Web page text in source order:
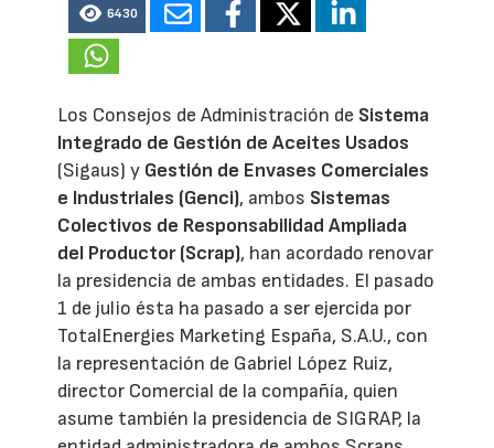
6430
Los Consejos de Administración de Sistema
Integrado de Gestión de Aceites Usados
(Sigaus) y Gestión de Envases Comerciales
e Industriales (Genci), ambos Sistemas
Colectivos de Responsabilidad Ampliada
del Productor (Scrap), han acordado renovar
la presidencia de ambas entidades. El pasado
1 de julio ésta ha pasado a ser ejercida por
TotalEnergies Marketing España, S.A.U., con
la representación de Gabriel López Ruiz,
director Comercial de la compañía, quien
asume también la presidencia de SIGRAP, la